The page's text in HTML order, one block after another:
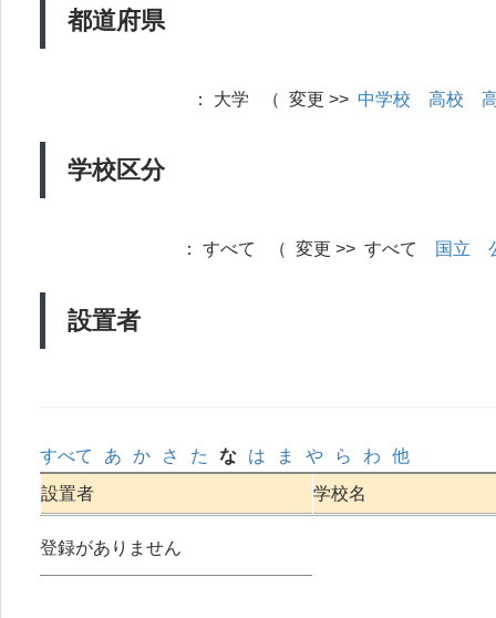
都道府県
学校区分
： 大学 （ 変更 >> 中学校 高校
設置者
： すべて （ 変更 >> すべて 国立
すべて あ か さ た な は ま や ら わ
他
設置者
学校名
登録がありません